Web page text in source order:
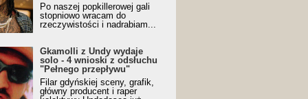
Po naszej popkillerowej gali
stopniowo wracam do
rzeczywistości i nadrabiam...
Gkamolli z Undy wydaje
solo - 4 wnioski z odsłuchu
"Pełnego przepływu"
Filar gdyńskiej sceny, grafik,
główny producent i raper